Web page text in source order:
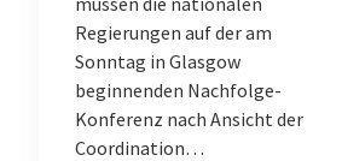
Regierungen auf der am
Sonntag in Glasgow
beginnenden Nachfolge-
Konferenz nach Ansicht der
Coordination…